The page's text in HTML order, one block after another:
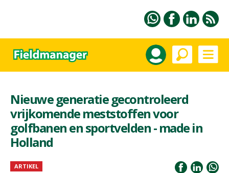
Nieuwe generatie gecontroleerd
vrijkomende meststoffen voor
golfbanen en sportvelden - made in
Holland
ARTIKEL